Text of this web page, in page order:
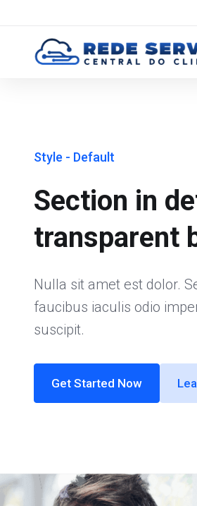
Style - Default
Section in
transparent
Nulla sit amet est dolor.
faucibus iaculis odio
suscipit.
Get Started Now